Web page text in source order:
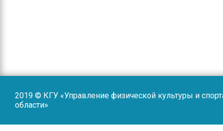
2019 © КГУ «Управление физической культуры и
области»